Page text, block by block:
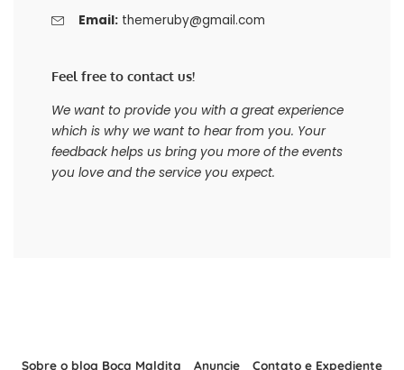
Email: themeruby@gmail.com
Feel free to contact us!
We want to provide you with a great experience
which is why we want to hear from you. Your
feedback helps us bring you more of the events
you love and the service you expect.
Sobre o blog Boca Maldita Anuncie Contato e Expediente